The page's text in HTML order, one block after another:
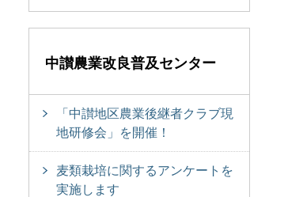
中讃農業改良普及センター
「中讃地区農業後継者クラブ現
地研修会」を開催！
麦類栽培に関するアンケートを
実施します